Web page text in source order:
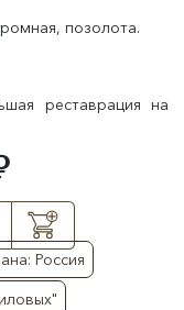
Россия
позолота.
реставрация на